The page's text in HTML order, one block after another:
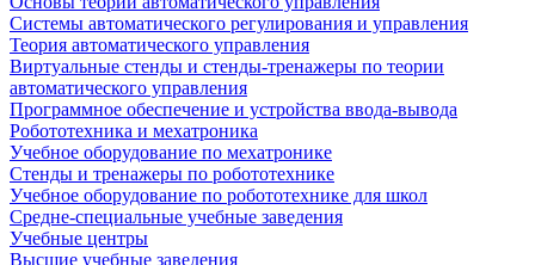
Системы автоматического регулирования и управления
Теория автоматического управления
Виртуальные стенды и стенды-тренажеры по теории
автоматического управления
Программное обеспечение и устройства ввода-вывода
Робототехника и мехатроника
Учебное оборудование по мехатронике
Стенды и тренажеры по робототехнике
Учебное оборудование по робототехнике для школ
Средне-специальные учебные заведения
Учебные центры
Высшие учебные заведения